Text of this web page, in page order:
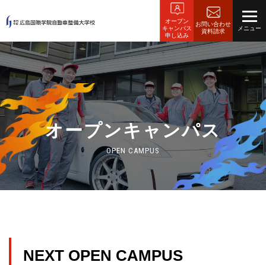
オープン
キャンパス
申し込み
お問い合わせ
資料請求
オープンキャンパス
OPEN CAMPUS
NEXT OPEN CAMPUS